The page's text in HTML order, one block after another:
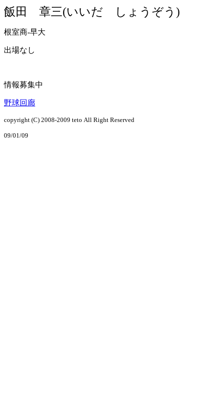
飯田 章三(いいだ しょうぞう)
根室商-早大
出場なし
情報募集中
野球回廊
copyright (C) 2008-2009 teto All Right Reserved
09/01/09